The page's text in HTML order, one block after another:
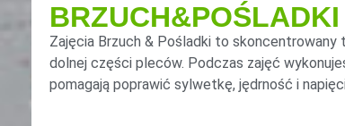
BRZUCH&POŚLADKI
Zajęcia Brzuch & Pośladki to skoncentrowany
dolnej części pleców. Podczas zajęć
pomagają poprawić sylwetkę, jędrność i